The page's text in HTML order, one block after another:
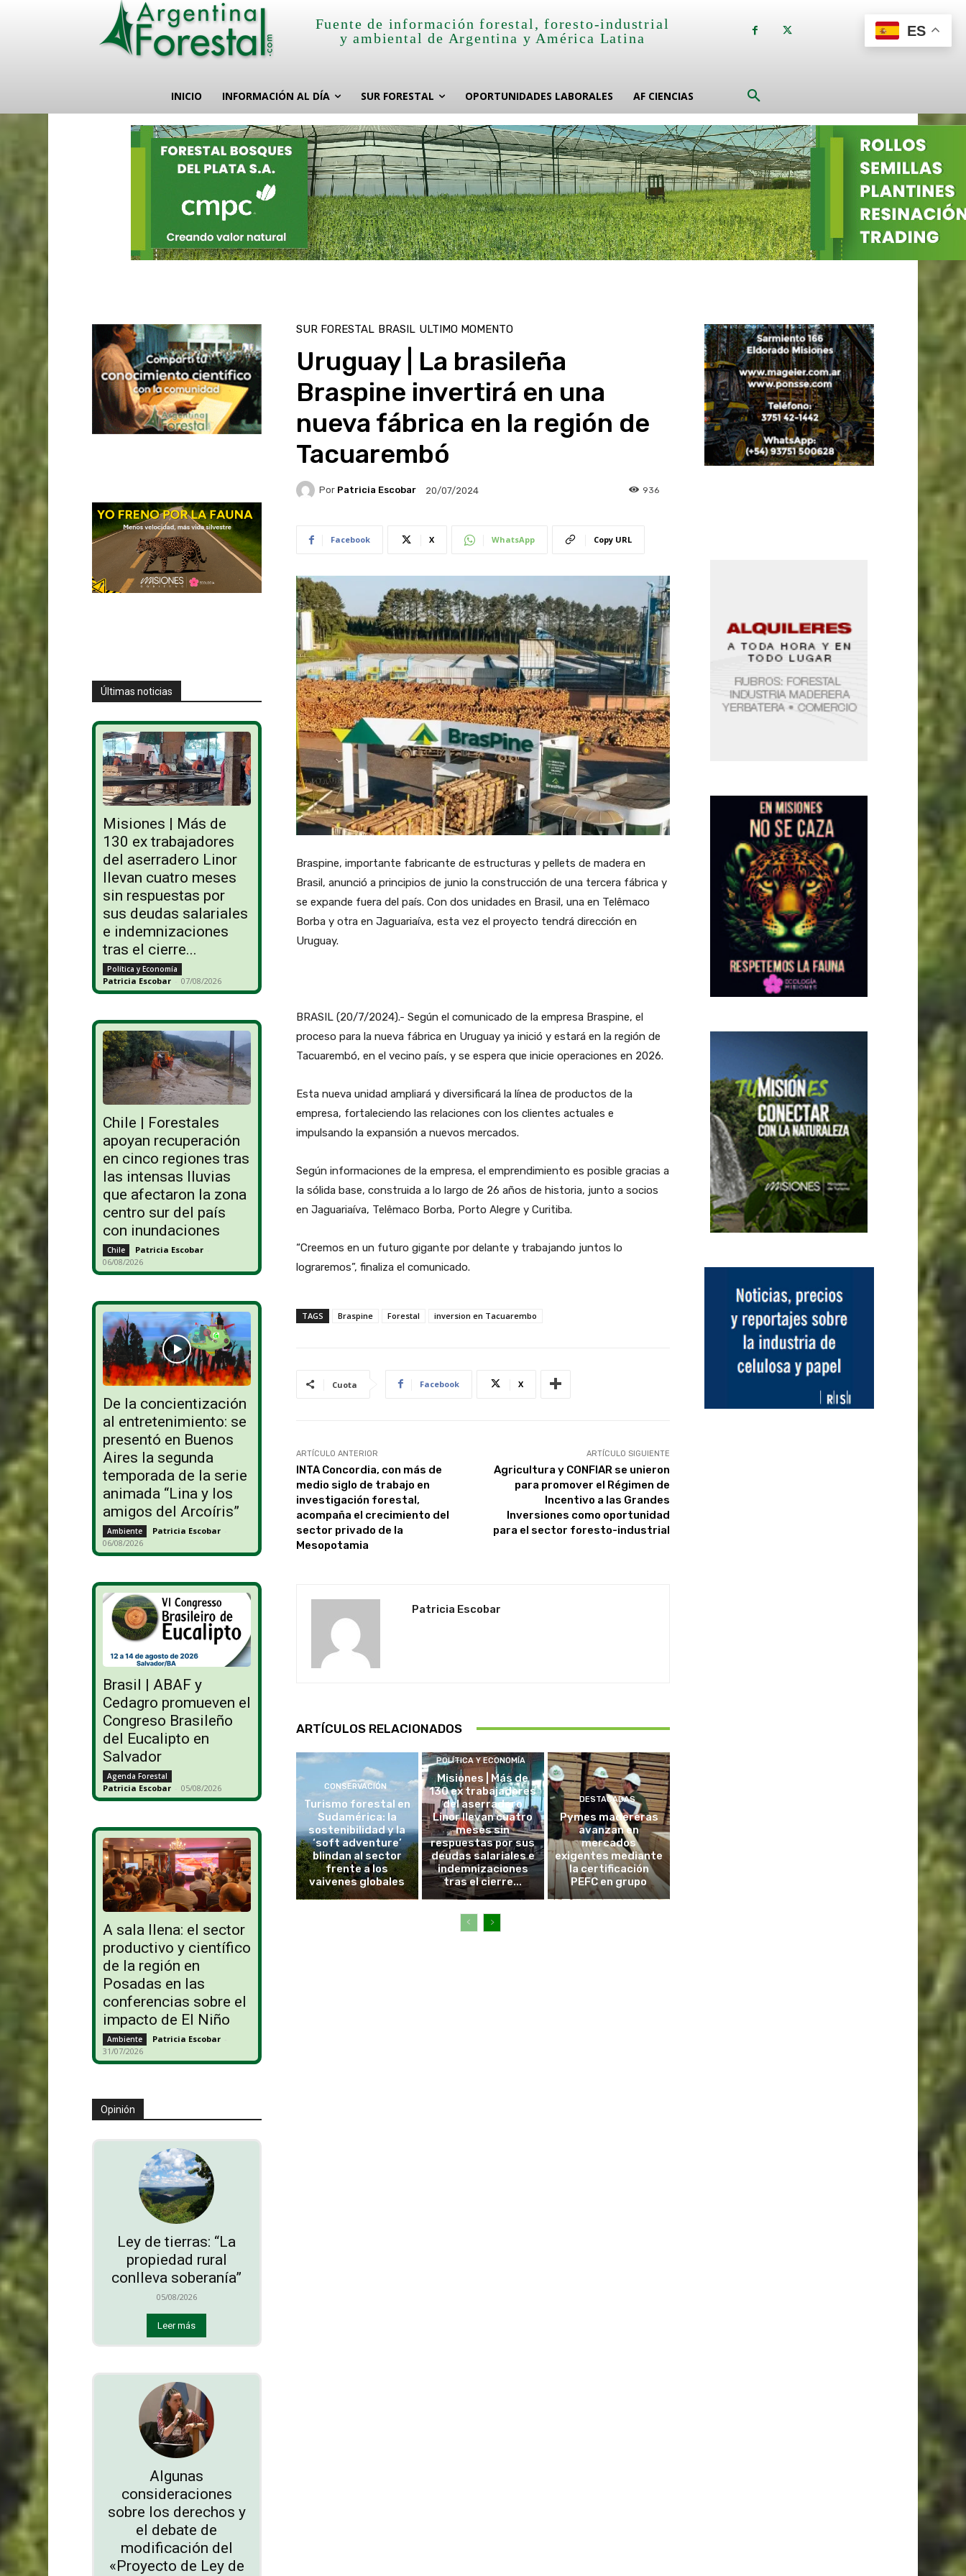
Fuente de información forestal, foresto-industrial
y ambiental de Argentina y América Latina
INICIO INFORMACIÓN AL DÍA SUR FORESTAL OPORTUNIDADES LABORALES AF CIENCIAS
Últimas noticias
Misiones | Más de
130 ex trabajadores
del aserradero Linor
llevan cuatro meses
sin respuestas por
sus deudas salariales
e indemnizaciones
tras el cierre...
Política y Economía
Patricia Escobar - 07/08/2026
Chile | Forestales
apoyan recuperación
en cinco regiones tras
las intensas lluvias
que afectaron la zona
centro sur del país
con inundaciones
Chile Patricia Escobar -
06/08/2026
De la concientización
al entretenimiento: se
presentó en Buenos
Aires la segunda
temporada de la serie
animada “Lina y los
amigos del Arcoíris”
Ambiente Patricia Escobar -
06/08/2026
Brasil | ABAF y
Cedagro promueven el
Congreso Brasileño
del Eucalipto en
Salvador
Agenda Forestal
Patricia Escobar - 05/08/2026
A sala llena: el sector
productivo y científico
de la región en
Posadas en las
conferencias sobre el
impacto de El Niño
Ambiente Patricia Escobar -
31/07/2026
Opinión
Ley de tierras: “La
propiedad rural
conlleva soberanía”
05/08/2026
Leer más
Algunas
consideraciones
sobre los derechos y
el debate de
modificación del
«Proyecto de Ley de
SUR FORESTAL BRASIL ULTIMO MOMENTO
Uruguay | La brasileña
Braspine invertirá en una
nueva fábrica en la región de
Tacuarembó
Por Patricia Escobar 20/07/2024 936
Facebook X WhatsApp Copy URL
Braspine, importante fabricante de estructuras y pellets de madera en
Brasil, anunció a principios de junio la construcción de una tercera fábrica y
se expande fuera del país. Con dos unidades en Brasil, una en Telêmaco
Borba y otra en Jaguariaíva, esta vez el proyecto tendrá dirección en
Uruguay.
BRASIL (20/7/2024).- Según el comunicado de la empresa Braspine, el
proceso para la nueva fábrica en Uruguay ya inició y estará en la región de
Tacuarembó, en el vecino país, y se espera que inicie operaciones en 2026.
Esta nueva unidad ampliará y diversificará la línea de productos de la
empresa, fortaleciendo las relaciones con los clientes actuales e
impulsando la expansión a nuevos mercados.
Según informaciones de la empresa, el emprendimiento es posible gracias a
la sólida base, construida a lo largo de 26 años de historia, junto a socios
en Jaguariaíva, Telêmaco Borba, Porto Alegre y Curitiba.
“Creemos en un futuro gigante por delante y trabajando juntos lo
lograremos”, finaliza el comunicado.
TAGS Braspine Forestal inversion en Tacuarembo
Cuota Facebook X
ARTÍCULO ANTERIOR
INTA Concordia, con más de
medio siglo de trabajo en
investigación forestal,
acompaña el crecimiento del
sector privado de la
Mesopotamia
ARTÍCULO SIGUIENTE
Agricultura y CONFIAR se unieron
para promover el Régimen de
Incentivo a las Grandes
Inversiones como oportunidad
para el sector foresto-industrial
Patricia Escobar
ARTÍCULOS RELACIONADOS
CONSERVACIÓN
Turismo forestal en
Sudamérica: la
sostenibilidad y la
‘soft adventure’
blindan al sector
frente a los
vaivenes globales
POLÍTICA Y ECONOMÍA
Misiones | Más de
130 ex trabajadores
del aserradero
Linor llevan cuatro
meses sin
respuestas por sus
deudas salariales e
indemnizaciones
tras el cierre...
DESTACADAS
Pymes madereras
avanzan en
mercados
exigentes mediante
la certificación
PEFC en grupo
ES